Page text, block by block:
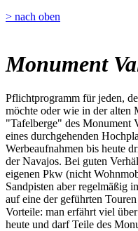
> nach oben
Monument
Pflichtprogramm für jeden,
möchte oder wie in der
"Tafelberge" des Monument
eines durchgehenden
Werbeaufnahmen bis heute
der Navajos. Bei guten
eigenen Pkw (nicht
Sandpisten aber regelmäßig
auf eine der geführten
Vorteile: man erfährt viel
heute und darf Teile des